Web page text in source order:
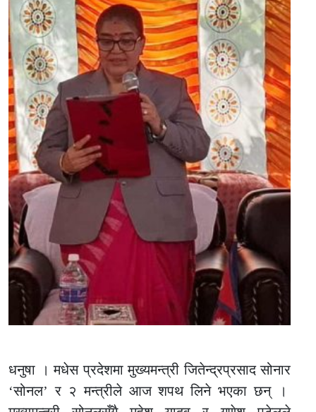
धनुषा । मधेस प्रदेशमा मुख्यमन्त्री जितेन्द्रप्रसाद सोनार
‘सोनल’ र २ मन्त्रीले आज शपथ लिने भएका छन् ।